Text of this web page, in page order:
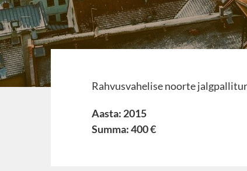
Rahvusvahelise noorte
Aasta: 2015
Summa: 400 €